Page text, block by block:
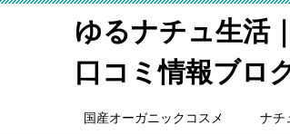
ゆるナチュ生活
口コミ情報ブロ
国産オーガニックコスメ ナチ